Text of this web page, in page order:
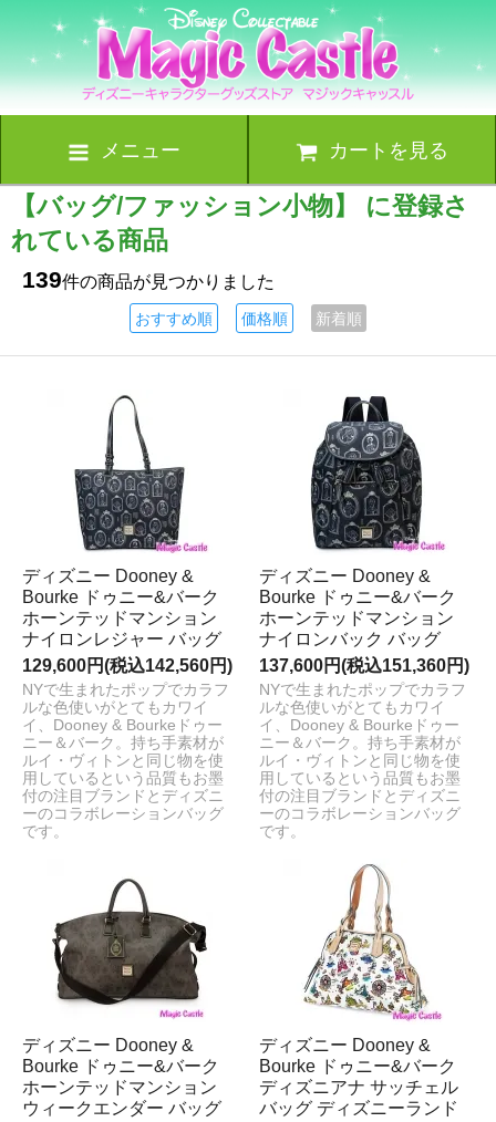
メニュー カートを見る
【バッグ/ファッション小物】 に登録さ
れている商品
139件の商品が見つかりました
おすすめ順 価格順 新着順
ディズニー Dooney &
Bourke ドゥニー&バーク
ホーンテッドマンション
ナイロンレジャー バッグ
129,600円(税込142,560円)
NYで生まれたポップでカラフ
ルな色使いがとてもカワイ
イ、Dooney & Bourkeドゥー
ニー＆バーク。持ち手素材が
ルイ・ヴィトンと同じ物を使
用しているという品質もお墨
付の注目ブランドとディズニ
ーのコラボレーションバッグ
です。
ディズニー Dooney &
Bourke ドゥニー&バーク
ホーンテッドマンション
ナイロンバック バッグ
137,600円(税込151,360円)
NYで生まれたポップでカラフ
ルな色使いがとてもカワイ
イ、Dooney & Bourkeドゥー
ニー＆バーク。持ち手素材が
ルイ・ヴィトンと同じ物を使
用しているという品質もお墨
付の注目ブランドとディズニ
ーのコラボレーションバッグ
です。
ディズニー Dooney &
Bourke ドゥニー&バーク
ホーンテッドマンション
ウィークエンダー バッグ
ディズニー Dooney &
Bourke ドゥニー&バーク
ディズニアナ サッチェル
バッグ ディズニーランド